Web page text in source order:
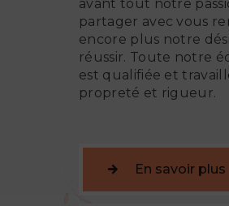
avant tout notre
partager avec vous
encore plus notre
réussir. Toute notre
est qualifiée et
propreté et rigueur.
En savoir plus